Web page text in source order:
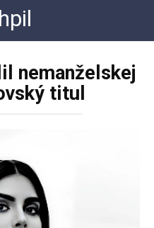
nemanželskej
titul